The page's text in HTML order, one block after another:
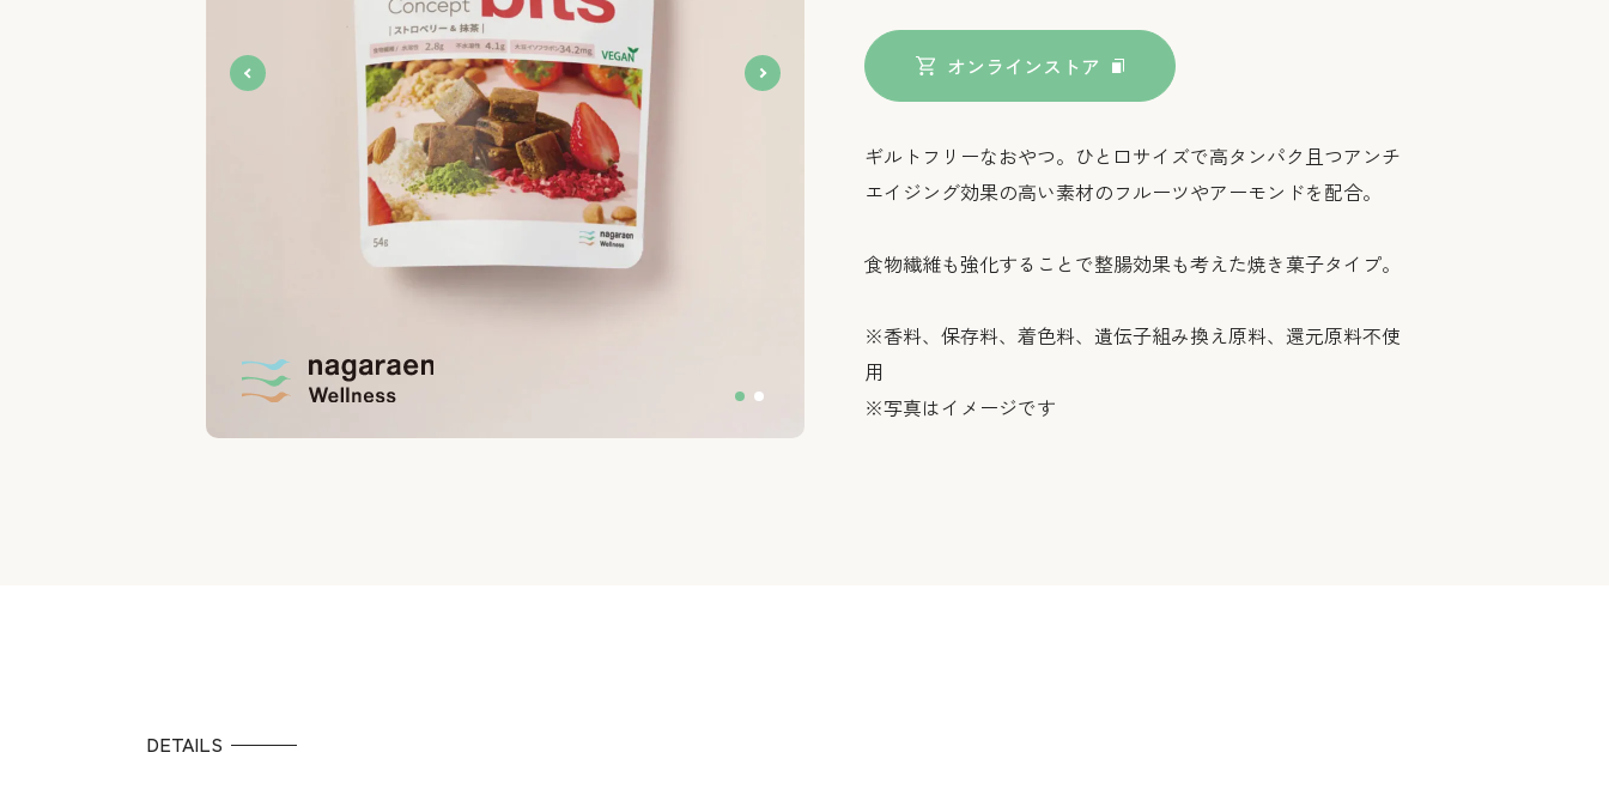
オンラインストア
ギルトフリーなおやつ。ひと口サイズで高タンパク且つアンチ
エイジング効果の高い素材のフルーツやアーモンドを配合。
食物繊維も強化することで整腸効果も考えた焼き菓子タイプ。
※香料、保存料、着色料、遺伝子組み換え原料、還元原料不使
用
※写真はイメージです
DETAILS